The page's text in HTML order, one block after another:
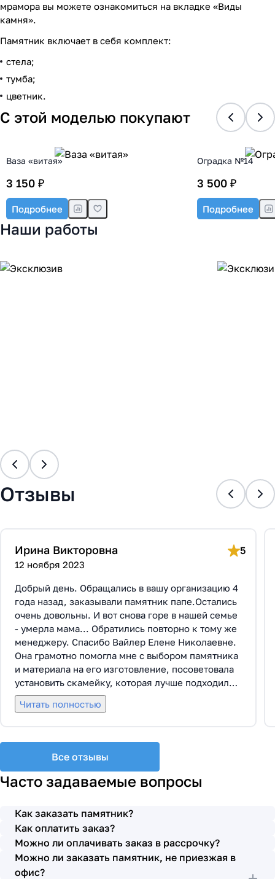
мрамора вы можете ознакомиться на вкладке «Виды
камня».
Памятник включает в себя комплект:
стела;
тумба;
цветник.
С этой моделью покупают
Ваза «витая»
3 150 ₽
Подробнее
Оградка №14
3 500 ₽
Подробнее
Наши работы
Отзывы
Ирина Викторовна 5
12 ноября 2023
Добрый день. Обращались в вашу организацию 4
года назад, заказывали памятник папе.Остались
очень довольны. И вот снова горе в нашей семье
- умерла мама... Обратились повторно к тому же
менеджеру. Спасибо Вайлер Елене Николаевне.
Она грамотно помогла мне с выбором памятника
и материала на его изготовление, посоветовала
установить скамейку, которая лучше подходила
по общему дизайну. Вышли на улицу, посмотрели
представленные варианты, я определилась с
все этапы которого были выполнены вовремя и
без нареканий с нашей стороны, все наши
просьбы учтены. В первое наше обращение мы
бригада Головачёва Владимира. Поэтому и в этот
раз я поросила, если можно, то назначить эту же
бригаду. Мне пошли на встречу, спасибо. Ребята
работают спокойно, но в тоже время, соблюдая
всю технологию, работаю слаженно и
Читать полностью
Все отзывы
Часто задаваемые вопросы
Как заказать памятник?
Как оплатить заказ?
Можно ли оплачивать заказ в рассрочку?
Можно ли заказать памятник, не приезжая в
офис?